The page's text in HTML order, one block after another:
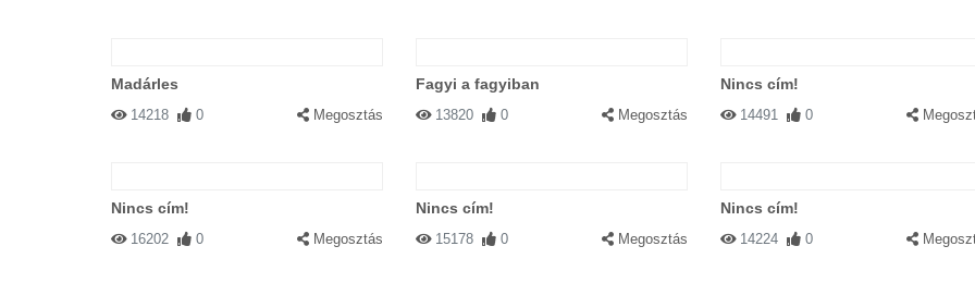
Madárles
14218 0 Megosztás
Fagyi a fagyiban
13820 0 Megosztás
Nincs cím!
14491 0
Nincs cím!
16202 0 Megosztás
Nincs cím!
15178 0 Megosztás
Nincs cím!
14224 0